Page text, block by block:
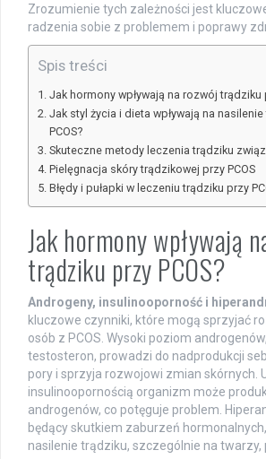
Zrozumienie tych zależności jest
radzenia sobie z problemem i poprawy
Spis treści
Jak hormony wpływają na rozwój trądziku
Jak styl życia i dieta wpływają na
PCOS?
Skuteczne metody leczenia trądziku
Pielęgnacja skóry trądzikowej przy PCOS
Błędy i pułapki w leczeniu trądziku przy
Jak hormony wpływają
trądziku przy PCOS?
Androgeny, insulinooporność i
kluczowe czynniki, które mogą sprzyjać
osób z PCOS. Wysoki poziom
testosteron, prowadzi do nadprodukcji
pory i sprzyja rozwojowi zmian skórnych.
insulinoopornością organizm może
androgenów, co potęguje problem.
będący skutkiem zaburzeń
nasilenie trądziku, szczególnie na twarzy,